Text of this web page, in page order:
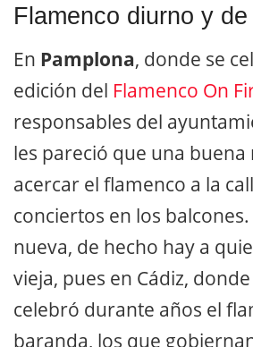
Flamenco diurno y
En Pamplona, donde se
edición del Flamenco On
responsables del
les pareció que una buena
acercar el flamenco a la
conciertos en los
nueva, de hecho hay a
vieja, pues en Cádiz,
celebró durante años el
baranda, los que